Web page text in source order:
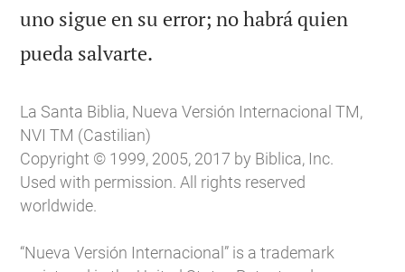
uno sigue en su error; no habrá quien
pueda salvarte.
La Santa Biblia, Nueva Versión Internacional TM,
NVI TM (Castilian)
Copyright © 1999, 2005, 2017 by Biblica, Inc.
Used with permission. All rights reserved
worldwide.
“Nueva Versión Internacional” is a trademark